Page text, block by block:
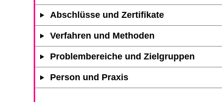
Abschlüsse und Zertifikate
Verfahren und Methoden
Problembereiche und Zielgruppen
Person und Praxis